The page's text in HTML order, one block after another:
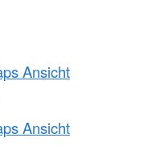
Ansicht
Ansicht